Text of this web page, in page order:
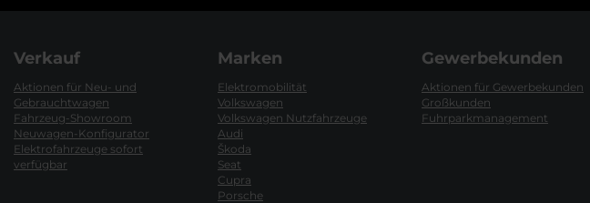
Verkauf
Aktionen für Neu- und
Gebrauchtwagen
Fahrzeug-Showroom
Neuwagen-Konfigurator
Elektrofahrzeuge sofort
verfügbar
Marken
Elektromobilität
Volkswagen
Volkswagen Nutzfahrzeuge
Audi
Škoda
Seat
Cupra
Porsche
Gewerbekunden
Aktionen für Gewerbekunden
Großkunden
Fuhrparkmanagement